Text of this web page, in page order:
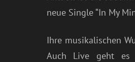
neue Single “In My
Ihre musikalischen
Auch Live geht es